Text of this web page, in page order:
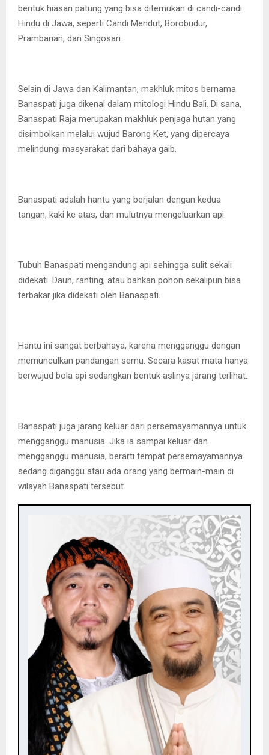
bentuk hiasan patung yang bisa ditemukan di candi-candi
Hindu di Jawa, seperti Candi Mendut, Borobudur,
Prambanan, dan Singosari.
Selain di Jawa dan Kalimantan, makhluk mitos bernama
Banaspati juga dikenal dalam mitologi Hindu Bali. Di sana,
Banaspati Raja merupakan makhluk penjaga hutan yang
disimbolkan melalui wujud Barong Ket, yang dipercaya
melindungi masyarakat dari bahaya gaib.
Banaspati adalah hantu yang berjalan dengan kedua
tangan, kaki ke atas, dan mulutnya mengeluarkan api.
Tubuh Banaspati mengandung api sehingga sulit sekali
didekati. Daun, ranting, atau bahkan pohon sekalipun bisa
terbakar jika didekati oleh Banaspati.
Hantu ini sangat berbahaya, karena mengganggu dengan
memunculkan pandangan semu. Secara kasat mata hanya
berwujud bola api sedangkan bentuk aslinya jarang terlihat.
Banaspati juga jarang keluar dari persemayamannya untuk
mengganggu manusia. Jika ia sampai keluar dan
mengganggu manusia, berarti tempat persemayamannya
sedang diganggu atau ada orang yang bermain-main di
wilayah Banaspati tersebut.